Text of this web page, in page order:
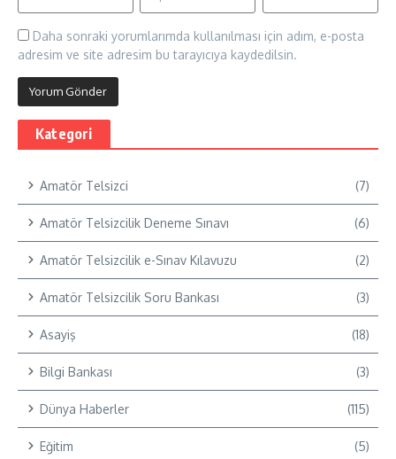
Daha sonraki yorumlarımda kullanılması için adım, e-posta
adresim ve site adresim bu tarayıcıya kaydedilsin.
Kategori
Amatör Telsizci (7)
Amatör Telsizcilik Deneme Sınavı (6)
Amatör Telsizcilik e-Sınav Kılavuzu (2)
Amatör Telsizcilik Soru Bankası (3)
Asayiş (18)
Bilgi Bankası (3)
Dünya Haberler (115)
Eğitim (5)